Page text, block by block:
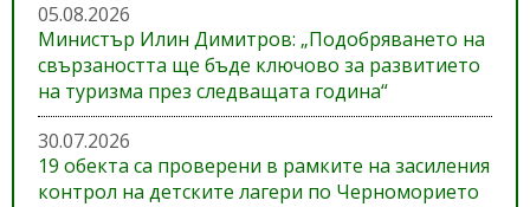
05.08.2026
Министър Илин Димитров: „Подобряването на
свързаността ще бъде ключово за развитието
на туризма през следващата година“
30.07.2026
19 обекта са проверени в рамките на засиления
контрол на детските лагери по Черноморието